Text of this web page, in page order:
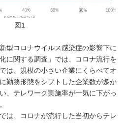
図1
型コロナウイルス感染症の影響下に
に関する調査」では、コロナ流行を
は、規模の小さい企業にくらべてオ
勤務形態をシフトした企業数が多か
、テレワーク実施率が一気に下がっ
は、コロナが流行した当初からテレ